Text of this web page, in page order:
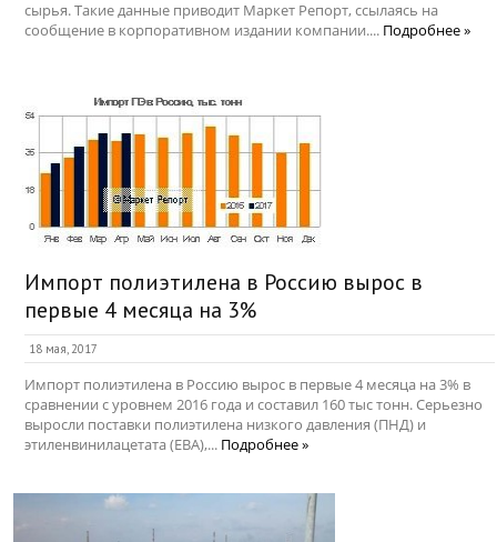
сырья. Такие данные приводит Маркет Репорт, ссылаясь на
сообщение в корпоративном издании компании.... Подробнее »
Импорт полиэтилена в Россию вырос в
первые 4 месяца на 3%
18 мая, 2017
Импорт полиэтилена в Россию вырос в первые 4 месяца на 3% в
сравнении с уровнем 2016 года и составил 160 тыс тонн. Серьезно
выросли поставки полиэтилена низкого давления (ПНД) и
этиленвинилацетата (ЕВА),... Подробнее »